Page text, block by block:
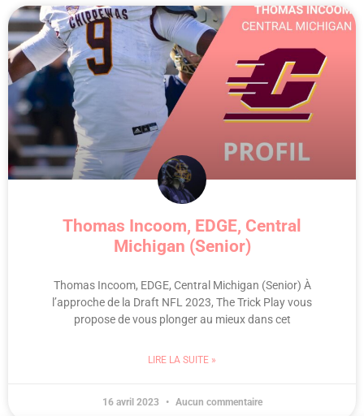
Thomas Incoom, EDGE, Central
Michigan (Senior)
Thomas Incoom, EDGE, Central Michigan (Senior) À
l’approche de la Draft NFL 2023, The Trick Play vous
propose de vous plonger au mieux dans cet
LIRE LA SUITE »
16 avril 2023 Aucun commentaire